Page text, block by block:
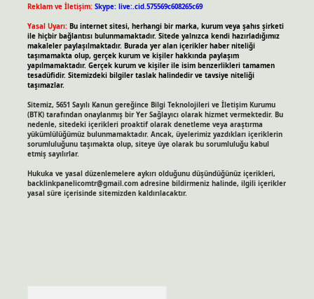
Reklam ve İletişim: Skype: live:.cid.575569c608265c69
Yasal Uyarı: Bu internet sitesi, herhangi bir marka, kurum veya şahıs şirketi
ile hiçbir bağlantısı bulunmamaktadır. Sitede yalnızca kendi hazırladığımız
makaleler paylaşılmaktadır. Burada yer alan içerikler haber niteliği
taşımamakta olup, gerçek kurum ve kişiler hakkında paylaşım
yapılmamaktadır. Gerçek kurum ve kişiler ile isim benzerlikleri tamamen
tesadüfidir. Sitemizdeki bilgiler taslak halindedir ve tavsiye niteliği
taşımazlar.
Sitemiz, 5651 Sayılı Kanun gereğince Bilgi Teknolojileri ve İletişim Kurumu
(BTK) tarafından onaylanmış bir Yer Sağlayıcı olarak hizmet vermektedir. Bu
nedenle, sitedeki içerikleri proaktif olarak denetleme veya araştırma
yükümlülüğümüz bulunmamaktadır. Ancak, üyelerimiz yazdıkları içeriklerin
sorumluluğunu taşımakta olup, siteye üye olarak bu sorumluluğu kabul
etmiş sayılırlar.
Hukuka ve yasal düzenlemelere aykırı olduğunu düşündüğünüz içerikleri,
backlinkpanelicomtr@gmail.comadresine bildirmeniz halinde, ilgili içerikler
yasal süre içerisinde sitemizden kaldırılacaktır.